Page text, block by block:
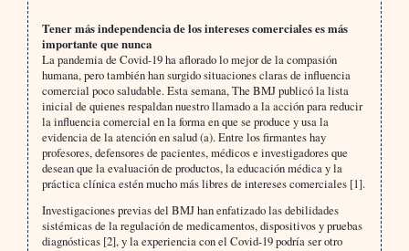
Tener más independencia de los intereses comerciales es más
importante que nunca
La pandemia de Covid-19 ha aflorado lo mejor de la compasión
humana, pero también han surgido situaciones claras de influencia
comercial poco saludable. Esta semana, The BMJ publicó la lista
inicial de quienes respaldan nuestro llamado a la acción para reducir
la influencia comercial en la forma en que se produce y usa la
evidencia de la atención en salud (a). Entre los firmantes hay
profesores, defensores de pacientes, médicos e investigadores que
desean que la evaluación de productos, la educación médica y la
práctica clínica estén mucho más libres de intereses comerciales [1].
Investigaciones previas del BMJ han enfatizado las debilidades
sistémicas de la regulación de medicamentos, dispositivos y pruebas
diagnósticas [2], y la experiencia con el Covid-19 podría ser otro